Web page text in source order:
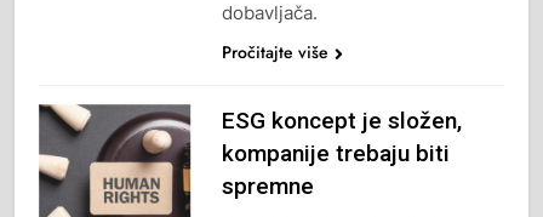
dobavljača.
Pročitajte više
ESG koncept je složen,
kompanije trebaju biti
spremne